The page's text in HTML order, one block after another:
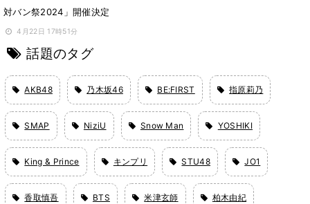
対バン祭2024」開催決定
4月22日 17時51分
話題のタグ
AKB48 乃木坂46 BE:FIRST 指原莉乃
SMAP NiziU Snow Man YOSHIKI
King & Prince キンプリ STU48 JO1
香取慎吾 BTS 米津玄師 柏木由紀